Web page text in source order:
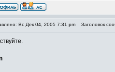
Вс Дек 04, 2005 7:31 pm Заголовок